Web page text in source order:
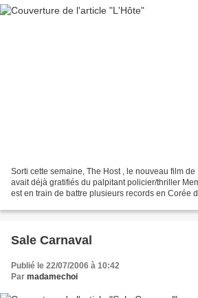
Sorti cette semaine, The Host , le nouveau film
avait déjà gratifiés du palpitant policier/thriller
est en train de battre plusieurs records en Corée
Sale Carnaval
Publié le 22/07/2006 à 10:42
Par madamechoi